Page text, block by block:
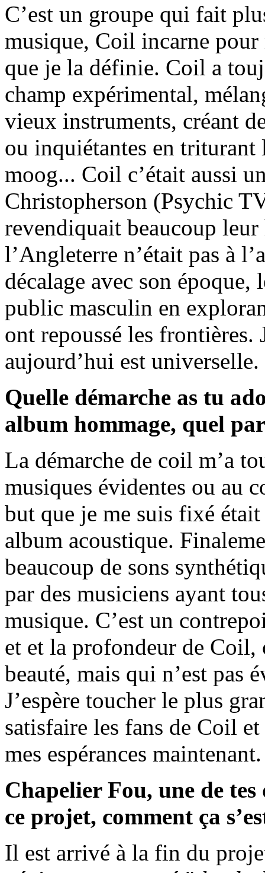
C’est un groupe qui fait
musique, Coil incarne pour
que je la définie. Coil a
champ expérimental,
vieux instruments, créant
ou inquiétantes en triturant
moog... Coil c’était aussi
Christopherson (Psychic
revendiquait beaucoup
l’Angleterre n’était pas à
décalage avec son
public masculin en
ont repoussé les frontières.
aujourd’hui est universelle.
Quelle démarche as tu
album hommage, quel
La démarche de coil m’a
musiques évidentes ou au
but que je me suis fixé
album acoustique.
beaucoup de sons
par des musiciens ayant
musique. C’est un
et et la profondeur de Coil,
beauté, mais qui n’est pas
J’espère toucher le plus
satisfaire les fans de Coil
mes espérances maintenant.
Chapelier Fou, une de
ce projet, comment ça
Il est arrivé à la fin du